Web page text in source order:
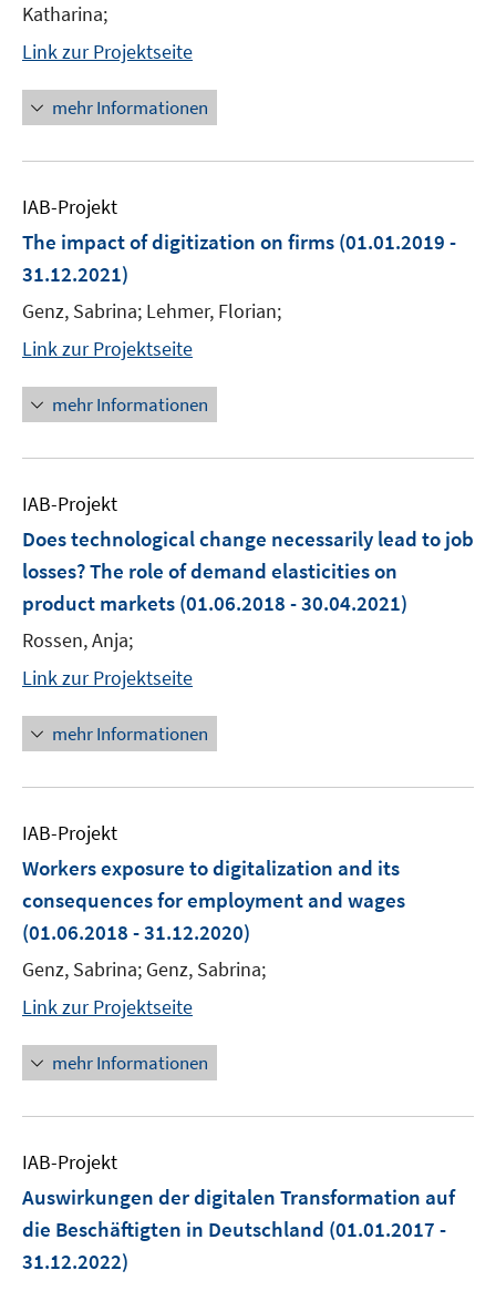
Katharina;
Link zur Projektseite
mehr Informationen
IAB-Projekt
The impact of digitization on firms (01.01.2019 -
31.12.2021)
Genz, Sabrina; Lehmer, Florian;
Link zur Projektseite
mehr Informationen
IAB-Projekt
Does technological change necessarily lead to job
losses? The role of demand elasticities on
product markets (01.06.2018 - 30.04.2021)
Rossen, Anja;
Link zur Projektseite
mehr Informationen
IAB-Projekt
Workers exposure to digitalization and its
consequences for employment and wages
(01.06.2018 - 31.12.2020)
Genz, Sabrina; Genz, Sabrina;
Link zur Projektseite
mehr Informationen
IAB-Projekt
Auswirkungen der digitalen Transformation auf
die Beschäftigten in Deutschland (01.01.2017 -
31.12.2022)